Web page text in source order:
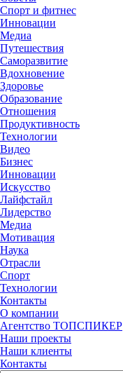
Спорт и фитнес
Инновации
Медиа
Путешествия
Саморазвитие
Вдохновение
Здоровье
Образование
Отношения
Продуктивность
Технологии
Видеo
Бизнес
Инновации
Искусство
Лайфстайл
Лидерство
Медиа
Мотивация
Наука
Отрасли
Спорт
Технологии
Контакты
О компании
Агентство ТОПСПИКЕР
Наши проекты
Наши клиенты
Контакты